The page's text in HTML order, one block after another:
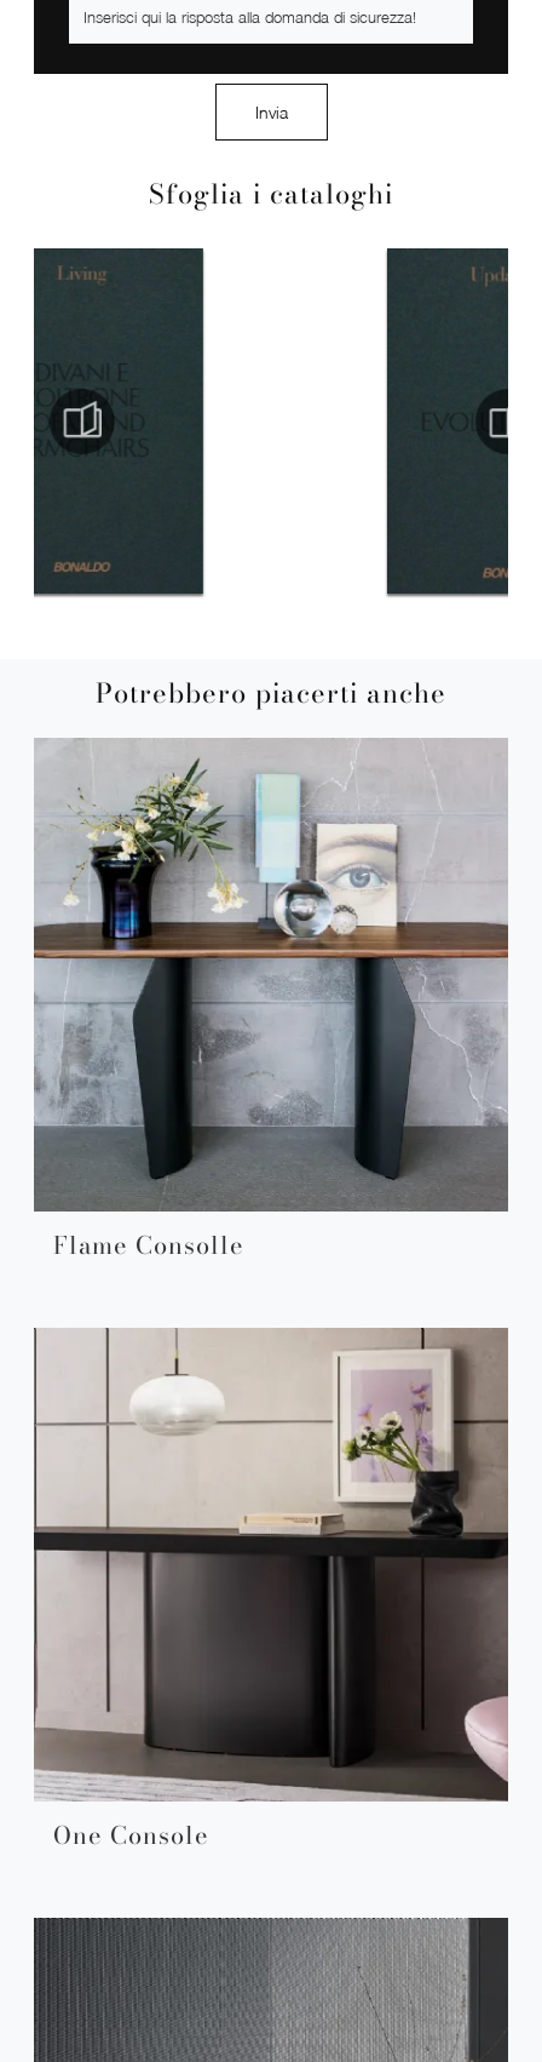
Sfoglia i cataloghi
Invia
Potrebbero piacerti anche
Flame Consolle
One Console